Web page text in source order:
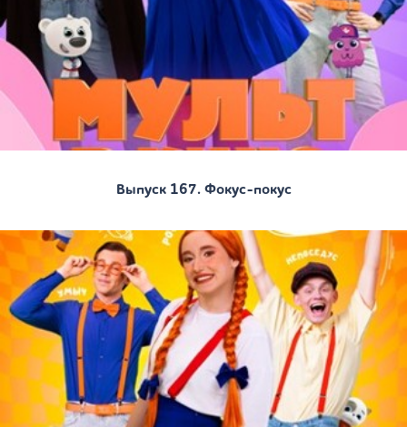
Выпуск 167. Фокус-покус